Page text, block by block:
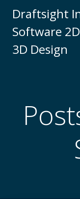
Draftsight
Software
3D Design